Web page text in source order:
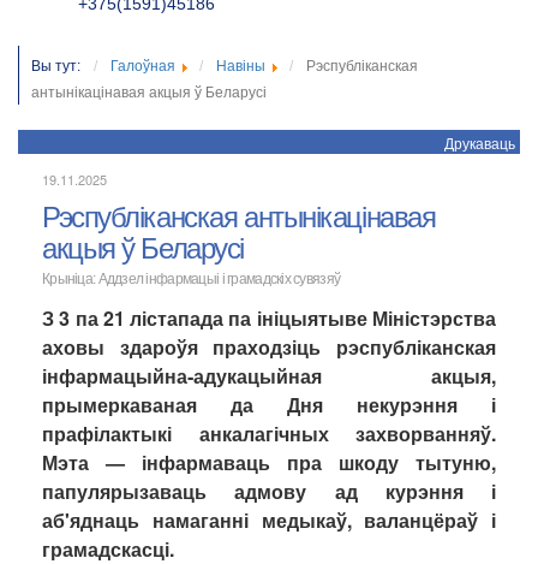
Вы тут: Галоўная Навіны
Рэспубліканская
антынікацінавая акцыя ў Беларусі
Друкаваць
19.11.2025
Рэспубліканская антынікацінавая
акцыя ў Беларусі
Крыніца: Аддзел інфармацыі і грамадскіх сувязяў
З 3 па 21 лістапада па ініцыятыве Міністэрства
аховы здароўя праходзіць рэспубліканская
інфармацыйна‑адукацыйная акцыя,
прымеркаваная да Дня некурэння і
прафілактыкі анкалагічных захворванняў.
Мэта — інфармаваць пра шкоду тытуню,
папулярызаваць адмову ад курэння і
аб'яднаць намаганні медыкаў, валанцёраў і
грамадскасці.